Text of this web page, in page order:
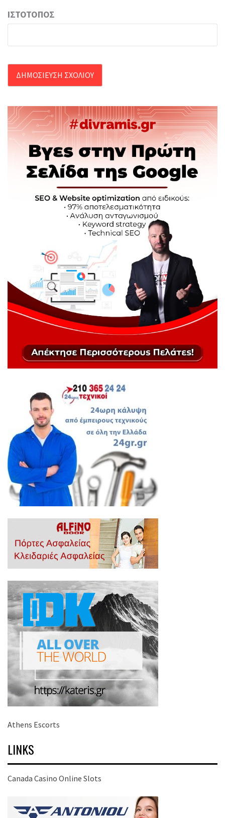
ΙΣΤΌΤΟΠΟΣ
Athens Escorts
LINKS
Canada Casino Online Slots